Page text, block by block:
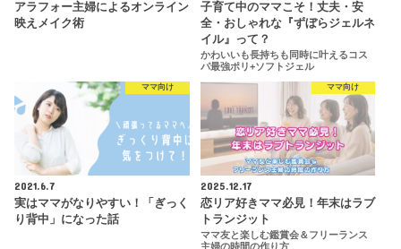
アラフォー主婦によるオンライン
映えメイク術
子育て中のママこそ！丈夫・安
全・おしゃれな『ずぼらジェルネ
イル』って？
かわいいも長持ちも同時に叶えるコス
パ最強ポリ+ソフトジェル
ママ向け
2021.6.7
実はママがなりやすい！「ぎっく
り背中」になった話
ママ向け
2025.12.17
恋リア好きママ必見！年末はラブ
トランジット
ママ友と楽しむ鑑賞会＆フリーランス
主婦の時間の作り方